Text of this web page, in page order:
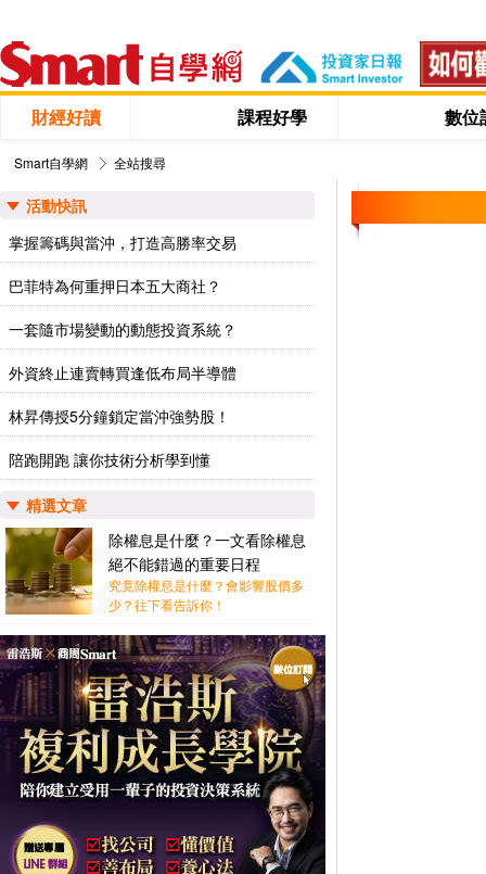
財經好讀 課程好學 數位
Smart自學網 全站搜尋
活動快訊
掌握籌碼與當沖，打造高勝率交易
巴菲特為何重押日本五大商社？
一套隨市場變動的動態投資系統？
外資終止連賣轉買逢低布局半導體
林昇傳授5分鐘鎖定當沖強勢股！
陪跑開跑 讓你技術分析學到懂
精選文章
除權息是什麼？一文看除權息
絕不能錯過的重要日程
究竟除權息是什麼？會影響股價多
少？往下看告訴你！